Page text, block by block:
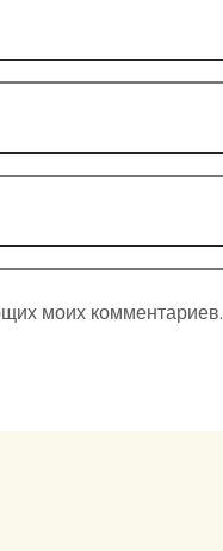
моих комментариев.